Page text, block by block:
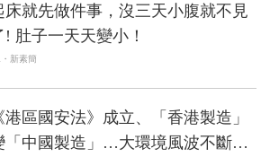
床就先做件事，沒三天小腹就不見
! 肚子一天天變小！
・新素簡
港區國安法》成立、「香港製造」
「中國製造」…大環境風波不斷，